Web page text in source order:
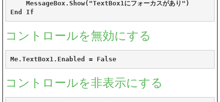
    MessageBox.Show("TextBox1にフォーカスがあり")
End If
コントロールを無効にする
Me.TextBox1.Enabled = False
コントロールを非表示にする